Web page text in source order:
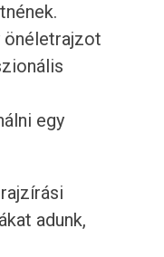
önéletrajzot
egy
adunk,